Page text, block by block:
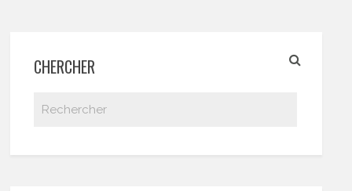
CHERCHER